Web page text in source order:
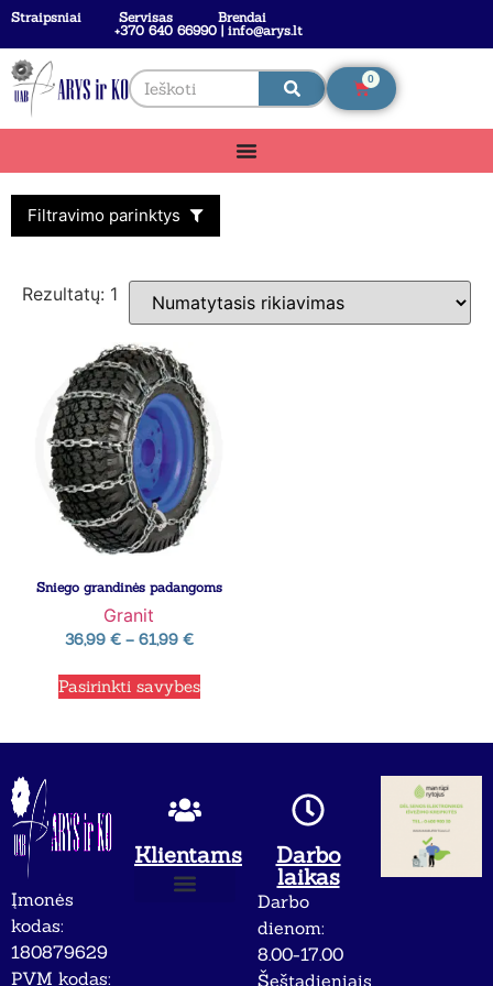
Straipsniai Servisas
Brendai
+370 640 66990 | info@arys.lt
0
Filtravimo parinktys
Rezultatų: 1
Sniego grandinės padangoms
Granit
36,99 € – 61,99 €
Pasirinkti savybes
Įmonės
kodas:
180879629
PVM kodas:
Klientams
Darbo
laikas
Darbo
dienom:
8.00-17.00
Šeštadieniais